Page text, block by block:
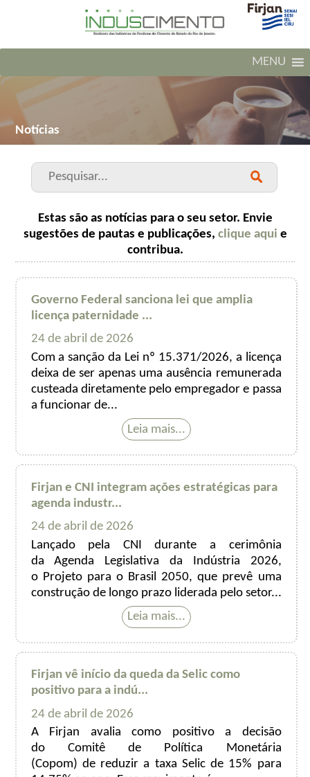
MENU
Notícias
Estas são as notícias para o seu setor. Envie
sugestões de pautas e publicações, clique aqui e
contribua.
Governo Federal sanciona lei que amplia
licença paternidade ...
24 de abril de 2026
Com a sanção da Lei nº 15.371/2026, a licença
deixa de ser apenas uma ausência remunerada
custeada diretamente pelo empregador e passa
a funcionar de...
Firjan e CNI integram ações estratégicas para
agenda industr...
24 de abril de 2026
Lançado pela CNI durante a cerimônia
da Agenda Legislativa da Indústria 2026,
o Projeto para o Brasil 2050, que prevê uma
construção de longo prazo liderada pelo setor...
Firjan vê início da queda da Selic como
positivo para a indú...
24 de abril de 2026
A Firjan avalia como positivo a decisão
do Comitê de Política Monetária
(Copom) de reduzir a taxa Selic de 15% para